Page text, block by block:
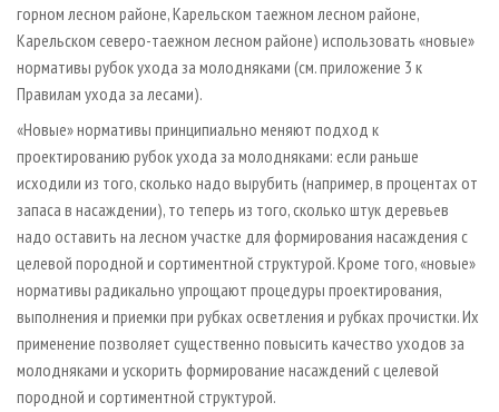
горном лесном районе, Карельском таежном лесном районе,
Карельском северо-таежном лесном районе) использовать «новые»
нормативы рубок ухода за молодняками (см. приложение 3 к
Правилам ухода за лесами).
«Новые» нормативы принципиально меняют подход к
проектированию рубок ухода за молодняками: если раньше
исходили из того, сколько надо вырубить (например, в процентах от
запаса в насаждении), то теперь из того, сколько штук деревь­ев
надо оставить на лесном участке для формирования насаждения с
целевой породной и сортиментной структурой. Кроме того, «новые»
нормативы радикально упрощают процедуры проектирования,
выполнения и приемки при рубках осветления и рубках прочистки. Их
применение позволяет существенно повысить качество уходов за
молодняками и ускорить формирование насаждений с целевой
породной и сортиментной структурой.